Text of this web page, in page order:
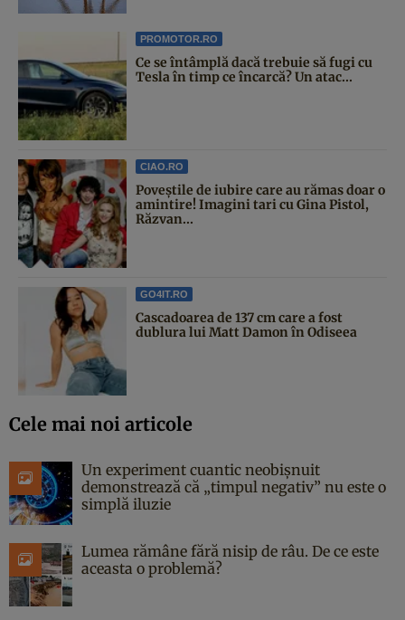
PROMOTOR.RO
Ce se întâmplă dacă trebuie să fugi cu
Tesla în timp ce încarcă? Un atac...
CIAO.RO
Poveştile de iubire care au rămas doar o
amintire! Imagini tari cu Gina Pistol,
Răzvan...
GO4IT.RO
Cascadoarea de 137 cm care a fost
dublura lui Matt Damon în Odiseea
Cele mai noi articole
Un experiment cuantic neobișnuit
demonstrează că „timpul negativ” nu este o
simplă iluzie
Lumea rămâne fără nisip de râu. De ce este
aceasta o problemă?